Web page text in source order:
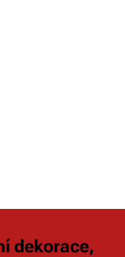
dekorace,